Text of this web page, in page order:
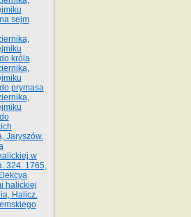
sejm
króla
prymasa
Jaryszów.
w
324. 1765,
halickiej
Halicz.